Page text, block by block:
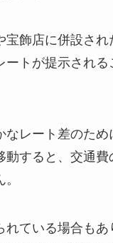
飾店に併設され
ートが提示される
なレート差のため
動すると、交通費
れている場合もあ